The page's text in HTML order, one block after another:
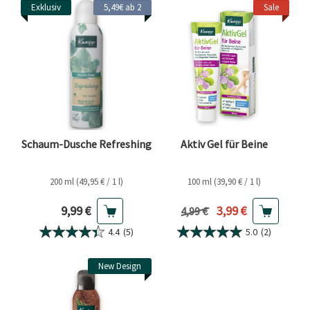
5,49€ ab 2
Exklusiv
Schaum-Dusche Refreshing
200 ml (49,95 € / 1 l)
Aktueller Preis
9,99 €
4.4 (5)
Sale
Aktiv Gel für Beine
100 ml (39,90 € / 1 l)
Vorheriger Preis
4,99 € Aktueller Preis
3,99 €
5.0 (2)
New Design